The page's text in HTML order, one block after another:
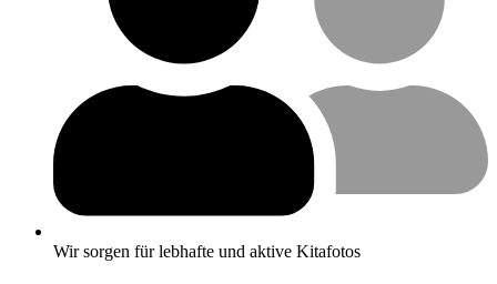
Wir sorgen für lebhafte und aktive Kitafotos